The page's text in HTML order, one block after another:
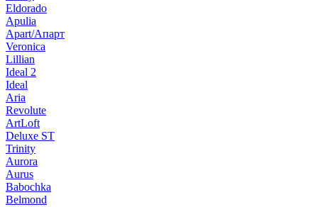
Eldorado
Apulia
Apart/Апарт
Veronica
Lillian
Ideal 2
Ideal
Aria
Revolute
ArtLoft
Deluxe ST
Trinity
Aurora
Aurus
Babochka
Belmond